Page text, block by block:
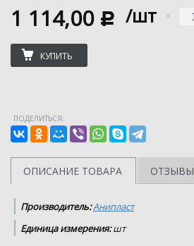
1 114,00 c /шт
КУПИТЬ
ПОДЕЛИТЬСЯ:
ОПИСАНИЕ ТОВАРА ОТЗЫВЫ
Производитель:Анипласт
Единица измерения:шт